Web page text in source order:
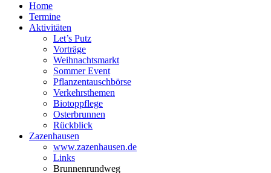
Home
Termine
Aktivitäten
Let’s Putz
Vorträge
Weihnachtsmarkt
Sommer Event
Pflanzentauschbörse
Verkehrsthemen
Biotoppflege
Osterbrunnen
Rückblick
Zazenhausen
www.zazenhausen.de
Links
Brunnenrundweg